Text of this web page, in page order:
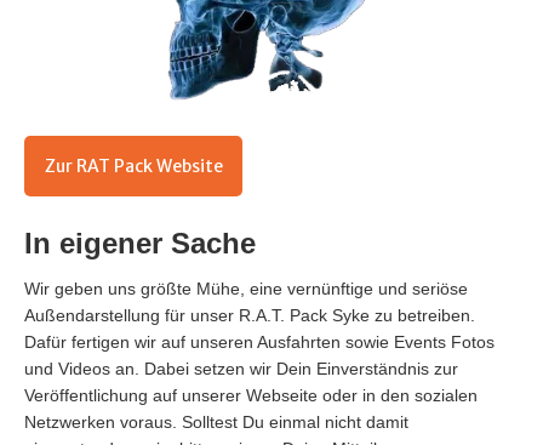
Zur RAT Pack Website
In eigener Sache
Wir geben uns größte Mühe, eine vernünftige und seriöse
Außendarstellung für unser R.A.T. Pack Syke zu betreiben.
Dafür fertigen wir auf unseren Ausfahrten sowie Events Fotos
und Videos an. Dabei setzen wir Dein Einverständnis zur
Veröffentlichung auf unserer Webseite oder in den sozialen
Netzwerken voraus. Solltest Du einmal nicht damit